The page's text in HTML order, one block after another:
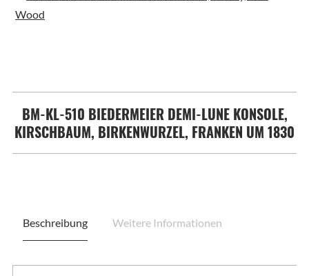
BM-KL-510 BIEDERMEIER DEMI-LUNE KONSOLE,
KIRSCHBAUM, BIRKENWURZEL, FRANKEN UM 1830
Beschreibung Weitere Informationen